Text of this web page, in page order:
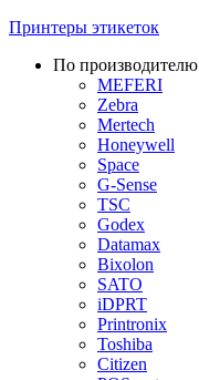
Принтеры этикеток
По производителю
MEFERI
Zebra
Mertech
Honeywell
Space
G-Sense
TSC
Godex
Datamax
Bixolon
SATO
iDPRT
Printronix
Toshiba
Citizen